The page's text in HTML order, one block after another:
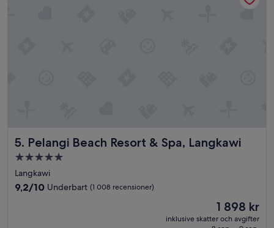
5. Pelangi Beach Resort & Spa, Langkawi
Pelangi Beach Resort & Spa, Langkawi
5.0-
stjärnigt
boende
Langkawi
9.2
9,2/10 Underbart (1 008 recensioner)
Priset
är
1 898 kr
inklusive skatter och avgifter